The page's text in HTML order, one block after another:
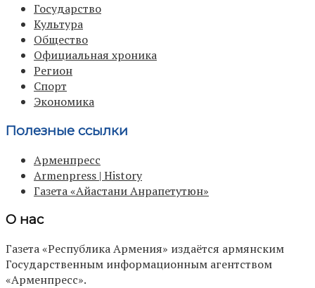
Государство
Культура
Общество
Официальная хроника
Регион
Спорт
Экономика
Полезные ссылки
Арменпресс
Armenpress | History
Газета «Айастани Анрапетутюн»
О нас
Газета «Республика Армения» издаётся армянским
Государственным информационным агентством
«Арменпресс».